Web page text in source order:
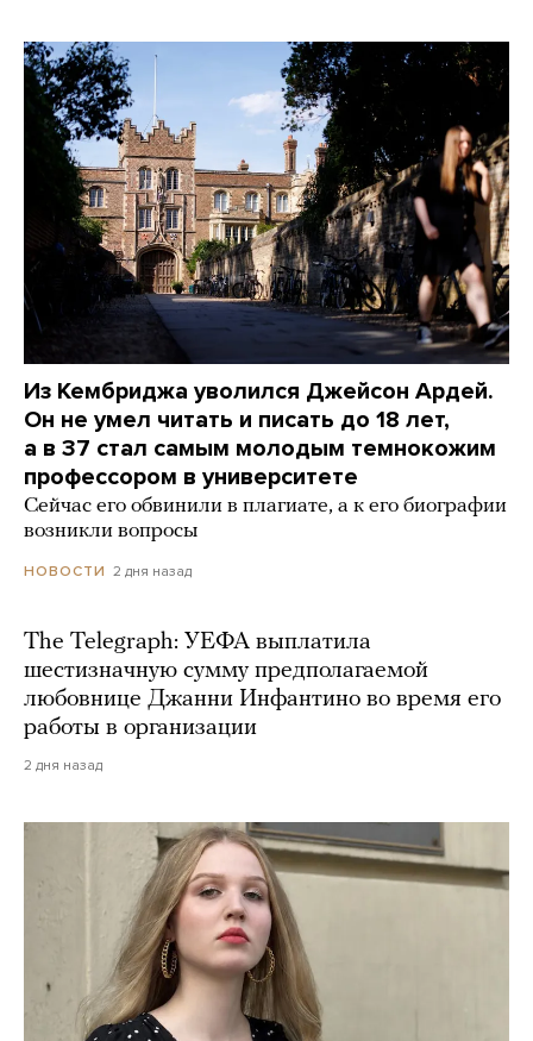
Из Кембриджа уволился Джейсон Ардей.
Он не умел читать и писать до 18 лет,
а в 37 стал самым молодым темнокожим
профессором в университете
Сейчас его обвинили в плагиате, а к его биографии
возникли вопросы
НОВОСТИ 2 дня назад
The Telegraph: УЕФА выплатила
шестизначную сумму предполагаемой
любовнице Джанни Инфантино во время его
работы в организации
2 дня назад